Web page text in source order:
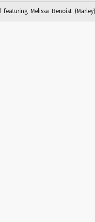
Melissa Benoist